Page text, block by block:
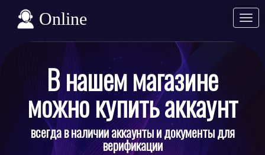
Online
В нашем магазине
можно купить аккаунт
всегда в наличии аккаунты и документы для
верификации